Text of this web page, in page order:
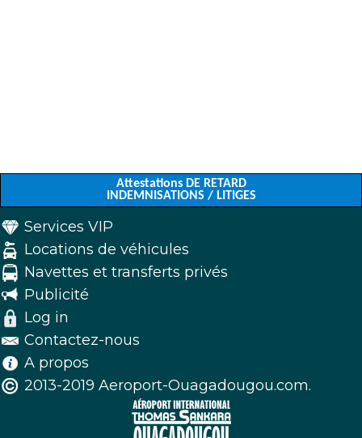
Attestations DE RETARD
INDEMNISATIONS / LITIGES
Services VIP
Locations de véhicules
Navettes et transferts privés
Publicité
Log in
Contactez-nous
A propos
2013-2019 Aeroport-Ouagadougou.com.